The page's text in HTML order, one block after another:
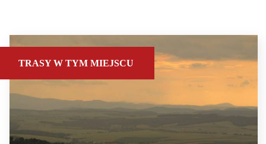
TRASY W TYM MIEJSCU